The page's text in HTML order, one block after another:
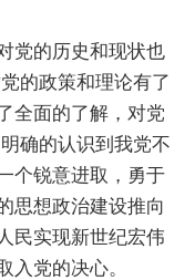
的历史和现状也
的政策和理论有了
全面的了解，对党
确的认识到我党不
个锐意进取，勇于
思想政治建设推向
民实现新世纪宏伟
入党的决心。